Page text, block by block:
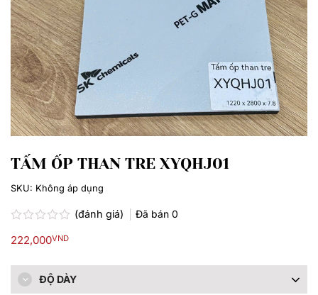
TẤM ỐP THAN TRE XYQHJ01
xếp
0.0
sao
(đánh giá) Đã bán 0
222,000VND
ĐỘ DÀY
SKU: Không áp dụng